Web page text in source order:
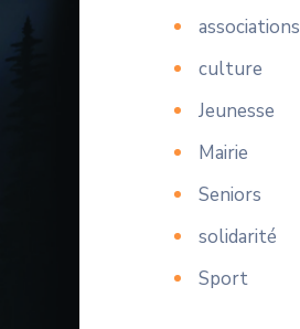
associations
culture
Jeunesse
Mairie
Seniors
solidarité
Sport